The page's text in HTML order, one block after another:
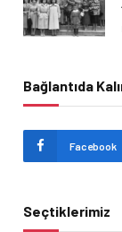
Bağlantıda
Facebook
Seçtiklerimiz